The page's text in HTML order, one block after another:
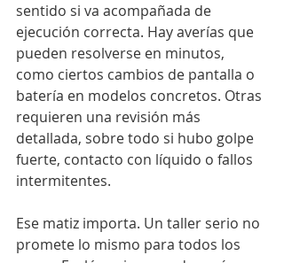
sentido si va acompañada de
ejecución correcta. Hay averías que
pueden resolverse en minutos,
como ciertos cambios de pantalla o
batería en modelos concretos. Otras
requieren una revisión más
detallada, sobre todo si hubo golpe
fuerte, contacto con líquido o fallos
intermitentes.
Ese matiz importa. Un taller serio no
promete lo mismo para todos los